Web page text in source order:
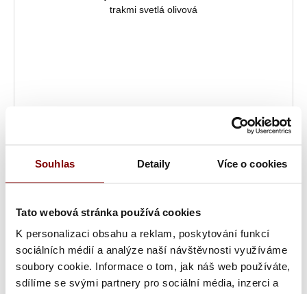
Souhlas Detaily Více o cookies
Tato webová stránka používá cookies
K personalizaci obsahu a reklam, poskytování funkcí
sociálních médií a analýze naší návštěvnosti využíváme
soubory cookie. Informace o tom, jak náš web používáte,
sdílíme se svými partnery pro sociální média, inzerci a
Skladom
Denny's DP200 kuchárska zástera s trakmi svetlá olivová
13,93 € bez DPH
Cena: 17,14 €s DPH